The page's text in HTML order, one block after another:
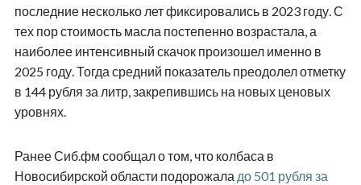
последние несколько лет фиксировались в 2023 году. С
тех пор стоимость масла постепенно возрастала, а
наиболее интенсивный скачок произошел именно в
2025 году. Тогда средний показатель преодолел отметку
в 144 рубля за литр, закрепившись на новых ценовых
уровнях.
Ранее Сиб.фм сообщал о том, что колбаса в
Новосибирской области подорожала до 501 рубля за